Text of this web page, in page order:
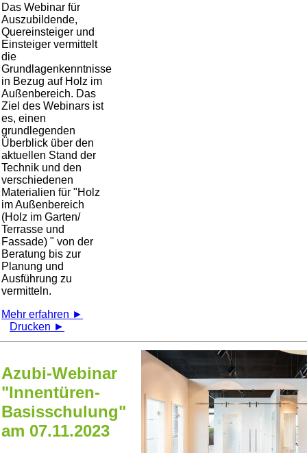
Das Webinar für
Auszubildende,
Quereinsteiger und
Einsteiger vermittelt
die
Grundlagenkenntnisse
in Bezug auf Holz im
Außenbereich. Das
Ziel des Webinars ist
es, einen
grundlegenden
Überblick über den
aktuellen Stand der
Technik und den
verschiedenen
Materialien für
Holz
im Außenbereich
(Holz im Garten/
Terrasse und
Fassade)
von der
Beratung bis zur
Planung und
Ausführung zu
vermitteln.
Mehr erfahren ►
Drucken ►
Azubi-Webinar
"Innentüren-
Basisschulung"
am 07.11.2023